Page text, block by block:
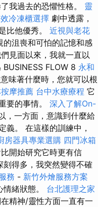
我過去的恐懼性格。 靈
冷凍櫃選擇 劇中透露，
比他優秀。 近視與老花
沮喪和可怕的記憶和感
見面以來，我就一直以
FLOW 8 永和
味著什麼時，您就可以根
摩推薦 台中水療療程 它
要的事情。 深入了解On-
，一方面，意識到什麼給
義。 在這樣的訓練中，
房器具專業選購 四門冰箱
開始研究它時更有信
得多，我突然變得不確
務 - 新竹外燴服務方案
緒狀態。 台北護理之家
精神/靈性方面一直有一